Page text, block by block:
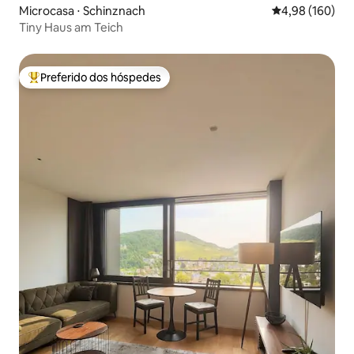
Microcasa ⋅ Schinznach 4,98 de uma
4,98 (160)
Tiny Haus am Teich
Entre os melhores preferidos dos hóspedes
Preferido dos hóspedes